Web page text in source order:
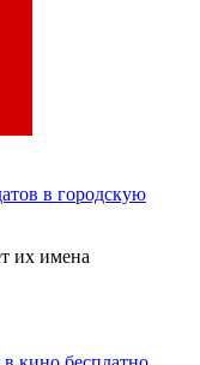
в городскую
их имена